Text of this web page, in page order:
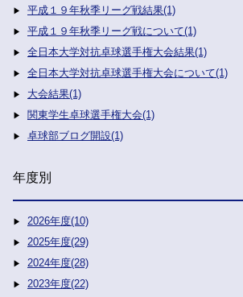
平成１９年秋季リーグ戦結果(1)
平成１９年秋季リーグ戦について(1)
全日本大学対抗卓球選手権大会結果(1)
全日本大学対抗卓球選手権大会について(1)
大会結果(1)
関東学生卓球選手権大会(1)
卓球部ブログ開設(1)
年度別
2026年度(10)
2025年度(29)
2024年度(28)
2023年度(22)